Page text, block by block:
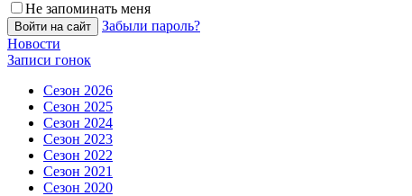
Не запоминать меня
Войти на сайт
Забыли пароль?
Новости
Записи гонок
Сезон 2026
Сезон 2025
Сезон 2024
Сезон 2023
Сезон 2022
Сезон 2021
Сезон 2020